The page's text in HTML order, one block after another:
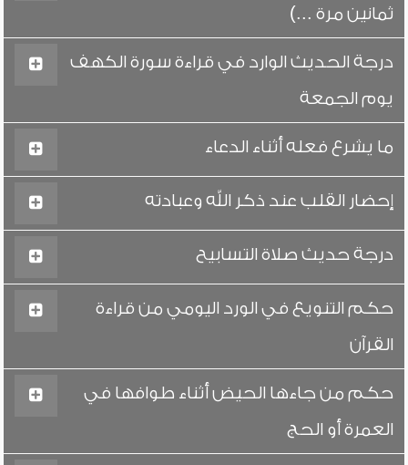
ثمانين مرة ...)
درجة الحديث الوارد في قراءة سورة الكهف
يوم الجمعة
ما يشرع فعله أثناء الدعاء
إحضار القلب عند ذكر الله وعبادته
درجة حديث صلاة التسابيح
حكم التنويع في الورد اليومي من قراءة
القرآن
حكم من جاءها الحيض أثناء طوافها في
العمرة أو الحج